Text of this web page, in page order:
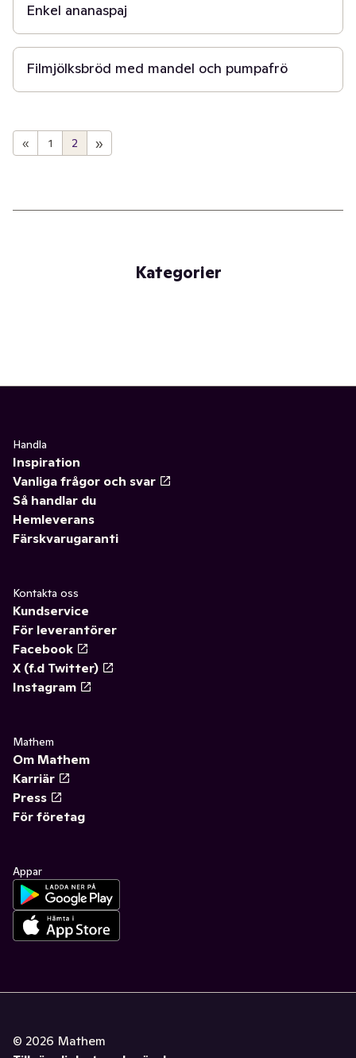
Enkel ananaspaj
1 t 30 min
Filmjölksbröd med mandel och pumpafrö
« 1 2 »
Kategorier
Handla
Inspiration
Vanliga frågor och svar
Så handlar du
Hemleverans
Färskvarugaranti
Kontakta oss
Kundservice
För leverantörer
Facebook
X (f.d Twitter)
Instagram
Mathem
Om Mathem
Karriär
Press
För företag
Appar
© 2026 Mathem